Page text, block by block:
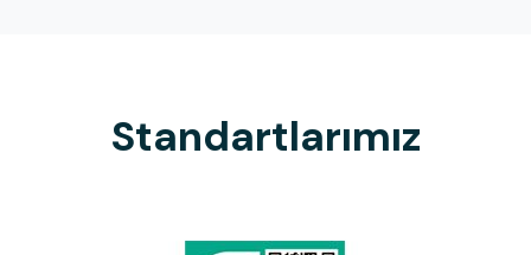
Standartlarımız